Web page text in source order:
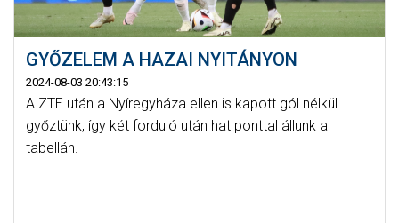
GYŐZELEM A HAZAI NYITÁNYON
2024-08-03 20:43:15
A ZTE után a Nyíregyháza ellen is kapott gól nélkül
győztünk, így két forduló után hat ponttal állunk a
tabellán.